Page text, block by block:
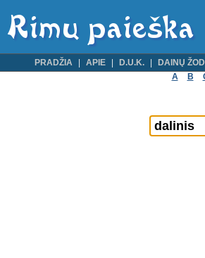
PRADŽIA APIE D.U.K. DAINŲ
A
B